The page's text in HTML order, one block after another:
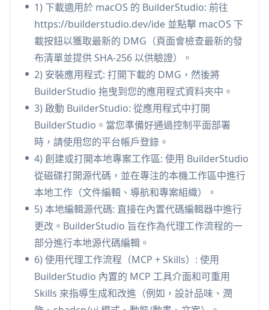
內建 MCP + 可重複使用的技能:支援 MCP 的工具
介面以及精選的、可重複使用的技能（例如，設計
品味、可訪問性/潤飾、shadcn/ui 模式、動態/動
畫），以標準化和加速代理輸出，而無需不斷重寫
提示配方。
本地編輯、預覽和終端機工作流程:在一個地方打
開磁碟上的專案、運行命令、檢查預覽並快速疊代
——支援實際的本地開發，而不是純粹的基於雲端
的生成。
Hermes Agent 整合（容器化運行）:可以將請求
傳遞給 Hermes Agent，生成一個專用的專案資料
夾，將其掛載到本地容器的 /workspace 中，並在
生成完成後自動啟動應用程式預覽。
生成程式碼的安全執行模型:旨在降低運行新程式
碼和套件時的風險：基於 Docker 的預覽隔離、工
作區隔離到批准的資料夾，以及針對可疑依賴項安
裝行為的可選 Aikido SafeChain 檢查。
原始碼打包 + 控制平面部署交付: 打包一個乾淨、
1) 下載適用於 macOS 的 BuilderStudio: 前往
https://builderstudio.dev/ide 並點擊 macOS 下
載按鈕以獲取最新的 DMG（頁面會檢查最新的發
布清單並提供 SHA-256 以供驗證）。
2) 安裝應用程式: 打開下載的 DMG，然後將
BuilderStudio 拖曳到您的應用程式資料夾中。
3) 啟動 BuilderStudio: 從應用程式中打開
BuilderStudio。當您準備好通過控制平面部署
時，請使用您的平台帳戶登錄。
4) 創建或打開本地專案工作區: 使用 BuilderStudio
從磁碟打開源代碼，並在專注的本機工作區中進行
本地工作（文件編輯、導航和專案組織）。
5) 本地編輯源代碼: 直接在內置代碼編輯器中進行
更改。BuilderStudio 旨在作為代理工作流程的一
部分進行本地源代碼編輯。
6) 使用代理工作流程（MCP + Skills）: 使用
BuilderStudio 內置的 MCP 工具介面和可重用
Skills 來指導生成和改進（例如，設計品味、潤